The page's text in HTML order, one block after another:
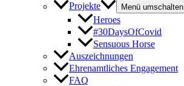
Projekte
Menü umschalten
Heroes
#30DaysOfCovid
Sensuous Horse
Auszeichnungen
Ehrenamtliches Engagement
FAQ